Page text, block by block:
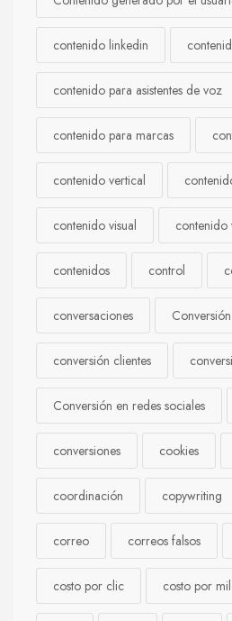
contenido linkedin
contenido para asistentes de voz
contenido para marcas
contenido vertical
contenido visual contenido
contenidos control
conversaciones Conversión
conversión clientes
Conversión en redes sociales
conversiones cookies
coordinación copywriting
correo correos falsos
costo por clic costo por